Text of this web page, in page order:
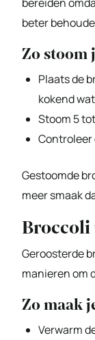
beter
Zo stoom
Plaats de
kokend
Stoom 5
Controleer
Gestoomde
meer smaak
Broccoli
Geroosterde
manieren om
Zo maak
Verwarm